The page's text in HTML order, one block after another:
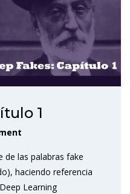
1
de las palabras fake
haciendo referencia
Learning